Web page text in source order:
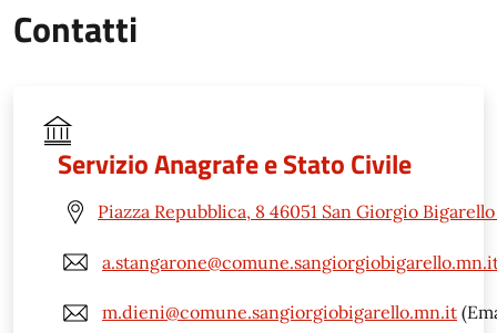
Contatti
Servizio Anagrafe e Stato Civile
Piazza Repubblica, 8 46051 San Giorgio
m.dieni@comune.sangiorgiobigarello.mn.it